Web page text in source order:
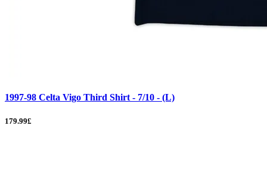
1997-98 Celta Vigo Third Shirt - 7/10 - (L)
179.99£